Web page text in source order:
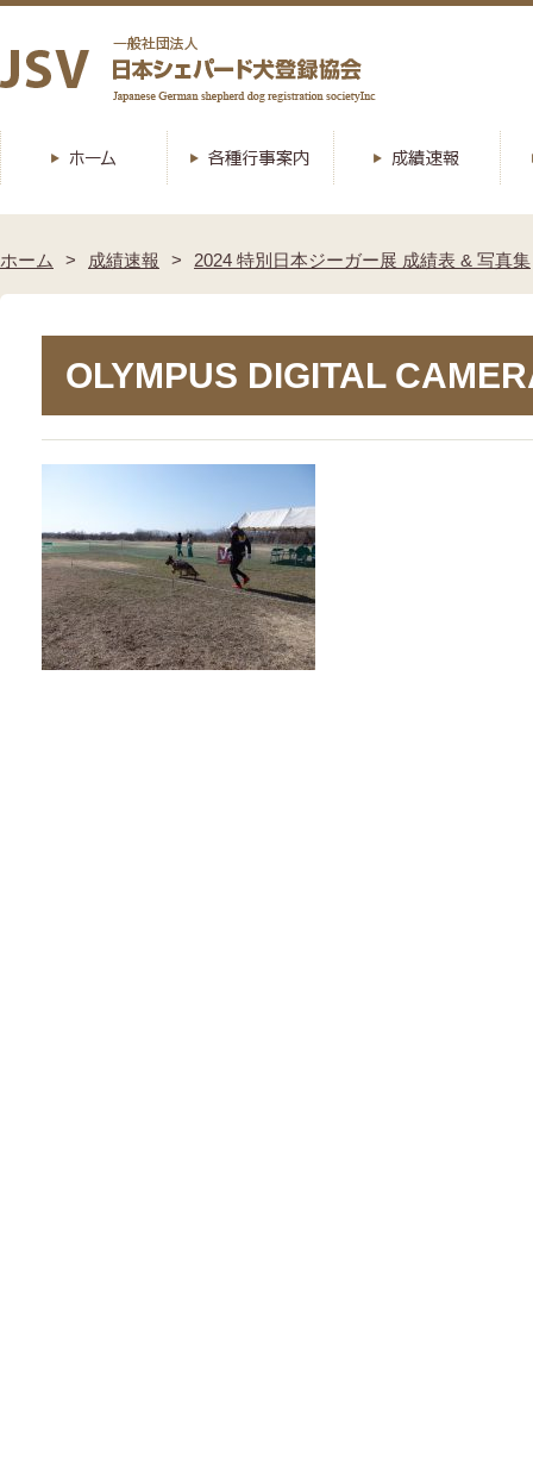
ホーム 成績速報 2024 特別日本ジーガー展 成績表 & 写真集
OLYMPUS DIGITAL